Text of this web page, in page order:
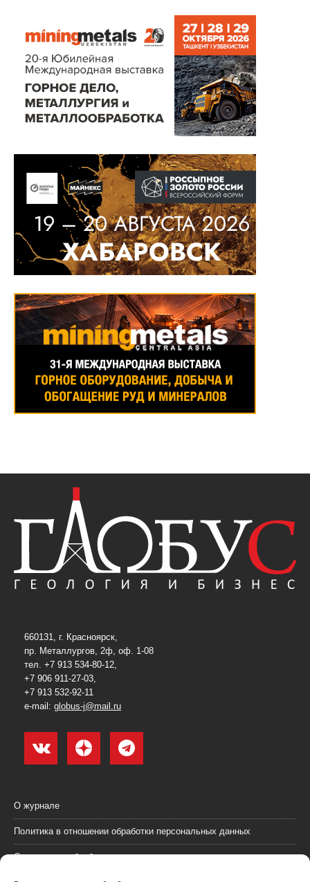
660131, г. Красноярск,
пр. Металлургов, 2ф, оф. 1-08
тел. +7 913 534-80-12,
+7 906 911-27-03,
+7 913 532-92-11
e-mail: globus-j@mail.ru
О журнале
Политика в отношении обработки персональных данных
Согласие на обработку персональных данных